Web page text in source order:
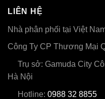
LIÊN HỆ
Nhà phân phối tại Việt
Công Ty CP Thương Mại
Trụ sở: Gamuda City
Hà Nội
Hotline: 0988 32 8855